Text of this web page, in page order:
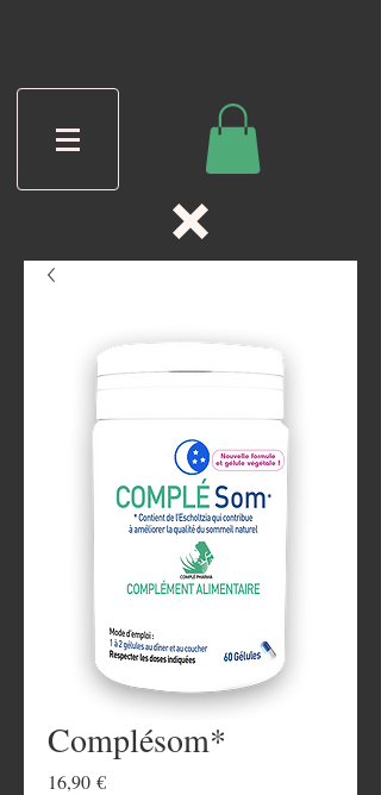
Complésom*
16,90 €Prix